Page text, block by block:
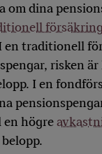
om dina
försäkring
en traditionell
risken
I en
högre